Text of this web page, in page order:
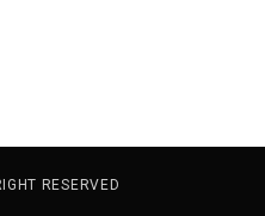
RESERVED